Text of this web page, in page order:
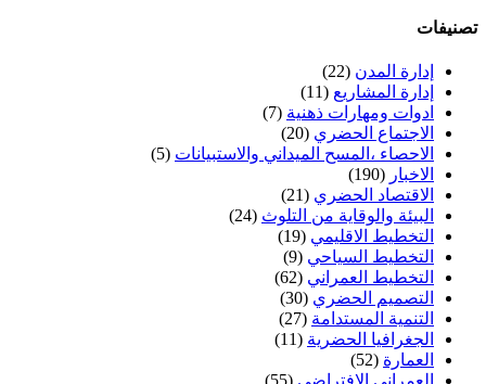
تصنيفات
إدارة المدن (22)
إدارة المشاريع (11)
ادوات ومهارات ذهنية (7)
الاجتماع الحضري (20)
الاحصاء ،المسح الميداني والاستبيانات (5)
الاخبار (190)
الاقتصاد الحضري (21)
البيئة والوقاية من التلوث (24)
التخطيط الاقليمي (19)
التخطيط السياحي (9)
التخطيط العمراني (62)
التصميم الحضري (30)
التنمية المستدامة (27)
الجغرافيا الحضرية (11)
العمارة (52)